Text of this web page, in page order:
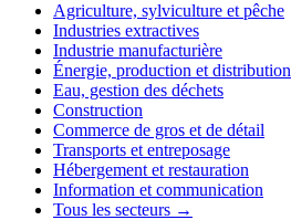
Agriculture, sylviculture et pêche
Industries extractives
Industrie manufacturière
Énergie, production et distribution
Eau, gestion des déchets
Construction
Commerce de gros et de détail
Transports et entreposage
Hébergement et restauration
Information et communication
Tous les secteurs →